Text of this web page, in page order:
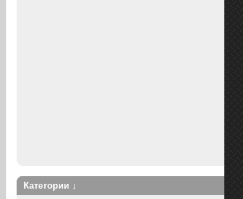
Категории ↓